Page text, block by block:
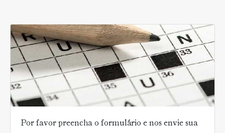
Por favor preencha o formulário e nos envie sua